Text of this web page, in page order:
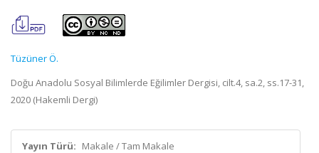
Tüzüner Ö.
Doğu Anadolu Sosyal Bilimlerde Eğilimler Dergisi, cilt.4, sa.2, ss.17-31,
2020 (Hakemli Dergi)
Yayın Türü: Makale / Tam Makale